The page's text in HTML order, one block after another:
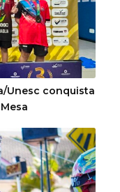
Unesc conquista